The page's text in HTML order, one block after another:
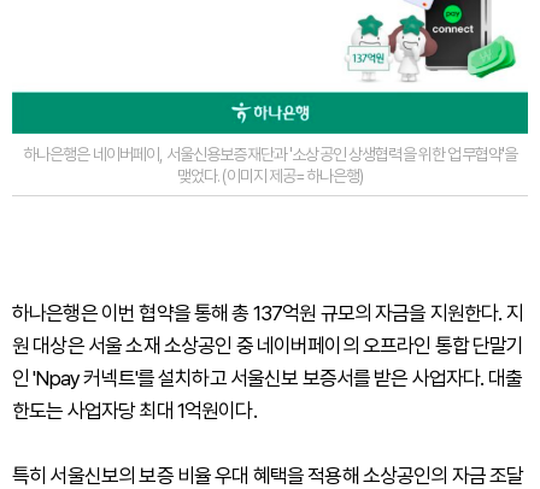
하나은행은 네이버페이, 서울신용보증재단과 '소상공인 상생협력을 위한 업무협약'을
맺었다. (이미지 제공=하나은행)
하나은행은 이번 협약을 통해 총 137억원 규모의 자금을 지원한다. 지
원 대상은 서울 소재 소상공인 중 네이버페이의 오프라인 통합 단말기
인 'Npay 커넥트'를 설치하고 서울신보 보증서를 받은 사업자다. 대출
한도는 사업자당 최대 1억원이다.
특히 서울신보의 보증 비율 우대 혜택을 적용해 소상공인의 자금 조달